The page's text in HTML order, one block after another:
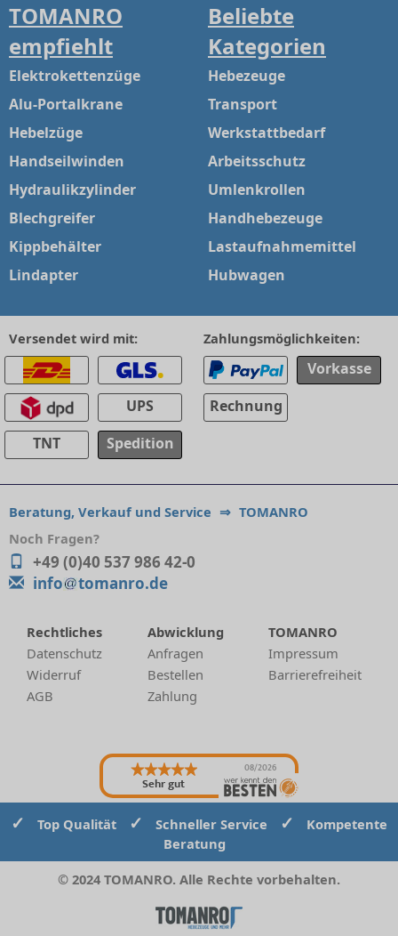
TOMANRO
empfiehlt
Elektrokettenzüge
Alu-Portalkrane
Hebelzüge
Handseilwinden
Hydraulikzylinder
Blechgreifer
Kippbehälter
Lindapter
Beliebte
Kategorien
Hebezeuge
Transport
Werkstattbedarf
Arbeitsschutz
Umlenkrollen
Handhebezeuge
Lastaufnahmemittel
Hubwagen
Versendet wird mit:
UPS
TNT
Spedition
Zahlungsmöglichkeiten:
Vorkasse
Rechnung
Beratung, Verkauf und Service ⇒ TOMANRO
Noch Fragen?
+49 (0)40 537 986 42-0
info
tomanro.de
Rechtliches
Datenschutz
Widerruf
AGB
Abwicklung
Anfragen
Bestellen
Zahlung
TOMANRO
Impressum
Barrierefreiheit
Sehr gut
08/2026
✓ Top Qualität ✓ Schneller Service ✓
Kompetente
Beratung
© 2024 TOMANRO. Alle Rechte vorbehalten.